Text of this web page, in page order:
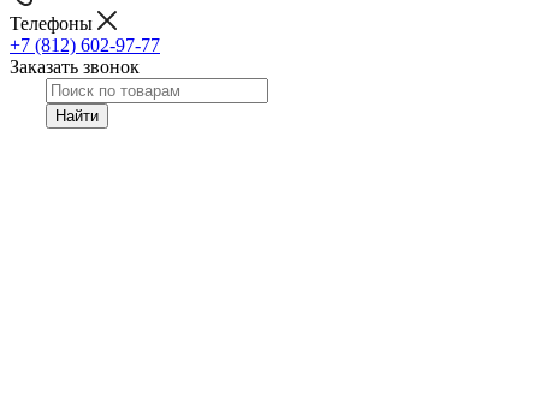
Телефоны
+7 (812) 602-97-77
Заказать звонок
Найти